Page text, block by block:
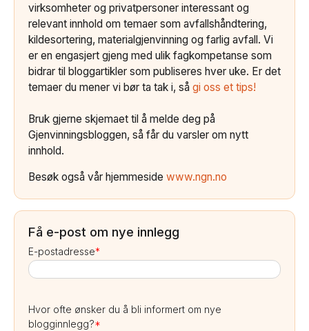
virksomheter og privatpersoner interessant og
relevant innhold om temaer som avfallshåndtering,
kildesortering, materialgjenvinning og farlig avfall. Vi
er en engasjert gjeng med ulik fagkompetanse som
bidrar til bloggartikler som publiseres hver uke. Er det
temaer du mener vi bør ta tak i, så gi oss et tips!
Bruk gjerne skjemaet til å melde deg på
Gjenvinningsbloggen, så får du varsler om nytt
innhold.
Besøk også vår hjemmeside www.ngn.no
Få e-post om nye innlegg
E-postadresse*
Hvor ofte ønsker du å bli informert om nye
blogginnlegg?*